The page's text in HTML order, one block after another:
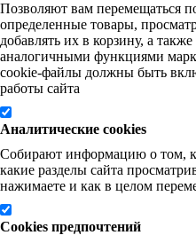
Позволяют вам перемещаться
определенные товары,
добавлять их в корзину, а
аналогичными функциями
cookie-файлы должны быть
работы сайта
Аналитические cookies
Собирают информацию о том,
какие разделы сайта
нажимаете и как в целом
Cookies предпочтений